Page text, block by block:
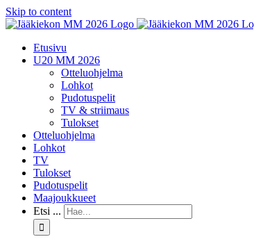
Skip to content
Etusivu
U20 MM 2026
Otteluohjelma
Lohkot
Pudotuspelit
TV & striimaus
Tulokset
Otteluohjelma
Lohkot
TV
Tulokset
Pudotuspelit
Maajoukkueet
Etsi ...